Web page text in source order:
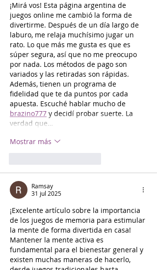
¡Mirá vos! Esta página argentina de
juegos online me cambió la forma de
divertirme. Después de un día largo de
laburo, me relaja muchísimo jugar un
rato. Lo que más me gusta es que es
súper segura, así que no me preocupo
por nada. Los métodos de pago son
variados y las retiradas son rápidas.
Además, tienen un programa de
fidelidad que te da puntos por cada
apuesta. Escuché hablar mucho de
brazino777 y decidí probar suerte. La
verdad que…
Mostrar más
Ramsay
31 jul 2025
¡Excelente artículo sobre la importancia
de los juegos de memoria para estimular
la mente de forma divertida en casa!
Mantener la mente activa es
fundamental para el bienestar general y
existen muchas maneras de hacerlo,